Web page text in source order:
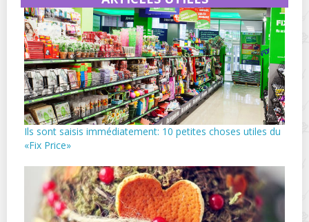
Ils sont saisis immédiatement: 10 petites choses utiles du
«Fix Price»